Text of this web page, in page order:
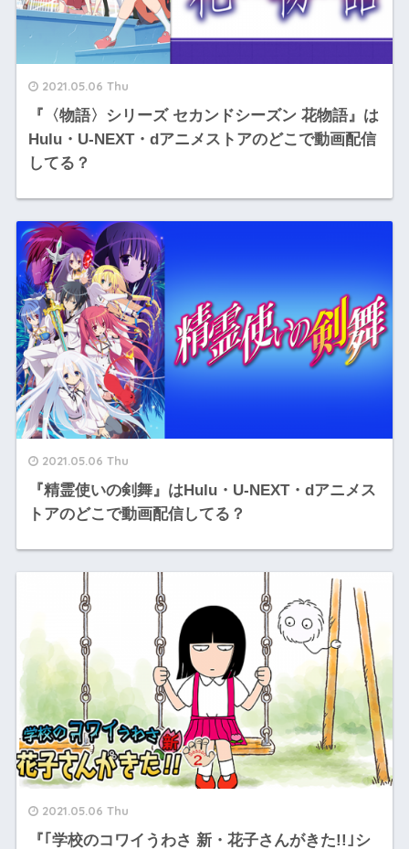
2021.05.06 Thu
『〈物語〉シリーズ セカンドシーズン 花物語』は
Hulu・U-NEXT・dアニメストアのどこで動画配信
してる？
2021.05.06 Thu
『精霊使いの剣舞』はHulu・U-NEXT・dアニメス
トアのどこで動画配信してる？
2021.05.06 Thu
『｢学校のコワイうわさ 新・花子さんがきた!!｣シ